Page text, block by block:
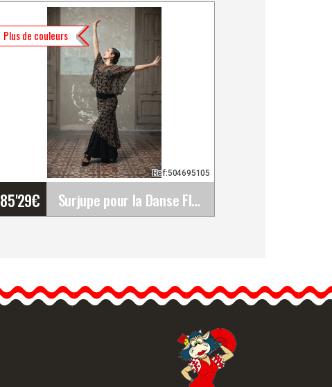
Plus de couleurs
85'29€ Surjupe pour la Danse Flamenco Vita. Davedans
Ref:504695105
La jupe Vita est une
surjupe.Jupe courte
Vue rapide